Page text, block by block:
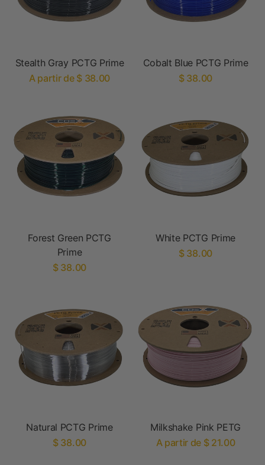
Stealth Gray PCTG Prime
A partir de $ 38.00
Cobalt Blue PCTG Prime
$ 38.00
Forest Green PCTG
Prime
$ 38.00
White PCTG Prime
$ 38.00
Natural PCTG Prime
$ 38.00
Milkshake Pink PETG
A partir de $ 21.00